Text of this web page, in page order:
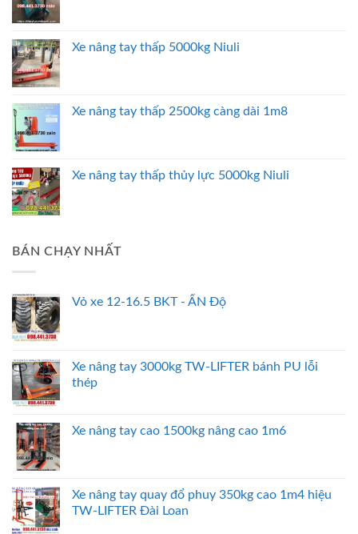
Xe nâng tay thấp 5000kg Niuli
Xe nâng tay thấp 2500kg càng dài 1m8
Xe nâng tay thấp thủy lực 5000kg Niuli
BÁN CHẠY NHẤT
Vỏ xe 12-16.5 BKT - ẤN Độ
Xe nâng tay 3000kg TW-LIFTER bánh PU lỗi
thép
Xe nâng tay cao 1500kg nâng cao 1m6
Xe nâng tay quay đổ phuy 350kg cao 1m4 hiệu
TW-LIFTER Đài Loan